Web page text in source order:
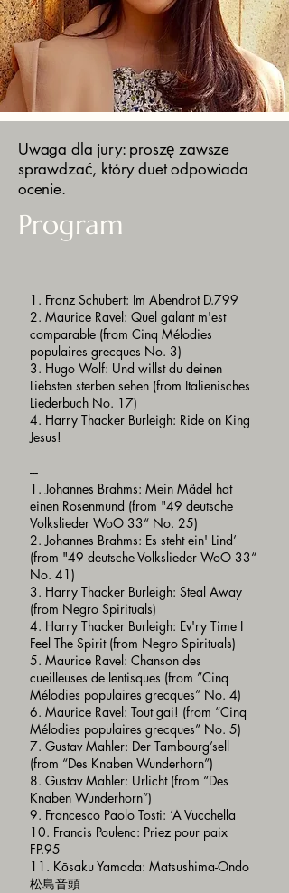
Uwaga dla jury: proszę zawsze
sprawdzać, który duet odpowiada
ocenie.
Program
1. Franz Schubert: Im Abendrot D.799
2. Maurice Ravel: Quel galant m'est
comparable (from Cinq Mélodies
populaires grecques No. 3)
3. Hugo Wolf: Und willst du deinen
Liebsten sterben sehen (from Italienisches
Liederbuch No. 17)
4. Harry Thacker Burleigh: Ride on King
Jesus!
---
1. Johannes Brahms: Mein Mädel hat
einen Rosenmund (from "49 deutsche
Volkslieder WoO 33“ No. 25)
2. Johannes Brahms: Es steht ein' Lind’
(from "49 deutsche Volkslieder WoO 33“
No. 41)
3. Harry Thacker Burleigh: Steal Away
(from Negro Spirituals)
4. Harry Thacker Burleigh: Ev'ry Time I
Feel The Spirit (from Negro Spirituals)
5. Maurice Ravel: Chanson des
cueilleuses de lentisques (from ”Cinq
Mélodies populaires grecques” No. 4)
6. Maurice Ravel: Tout gai! (from ”Cinq
Mélodies populaires grecques” No. 5)
7. Gustav Mahler: Der Tambourg’sell
(from “Des Knaben Wunderhorn”)
8. Gustav Mahler: Urlicht (from “Des
Knaben Wunderhorn”)
9. Francesco Paolo Tosti: ’A Vucchella
10. Francis Poulenc: Priez pour paix
FP.95
11. Kōsaku Yamada: Matsushima-Ondo
松島音頭